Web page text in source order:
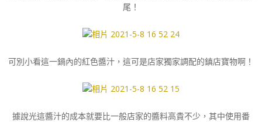
尾！
可別小看這一鍋內的紅色醬汁，這可是店家獨家調配的鎮店寶物啊！
據說光這醬汁的成本就要比一般店家的醬料高貴不少，其中使用番